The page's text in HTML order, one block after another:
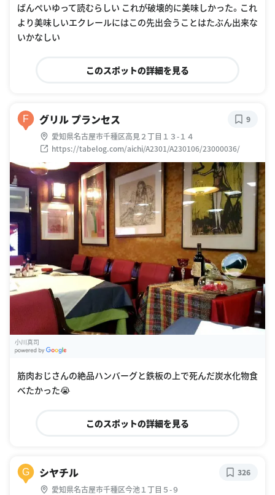
ばんぺいゆって読むらしい これが破壊的に美味しかった。これ
より美味しいエクレールにはこの先出会うことはたぶん出来な
いかなしい
このスポットの詳細を見る
F グリル プランセス
愛知県名古屋市千種区高見２丁目１３-１４
https://tabelog.com/aichi/A2301/A230106/23000036/
9
小川真司
筋肉おじさんの絶品ハンバーグと鉄板の上で死んだ炭水化物食
べたかった😭
このスポットの詳細を見る
G シヤチル
愛知県名古屋市千種区今池１丁目５-９
326